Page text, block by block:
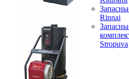
Rinnai
Stropuva